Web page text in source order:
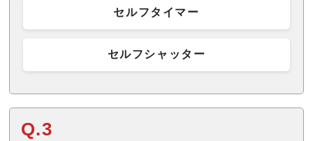
セルフタイマー
セルフシャッター
Q.3